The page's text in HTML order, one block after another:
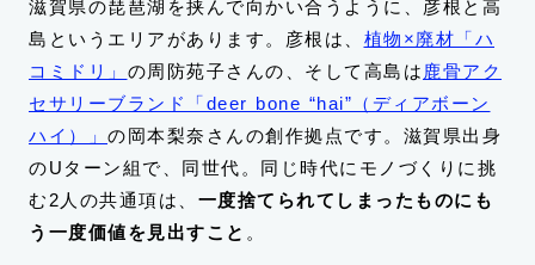
滋賀県の琵琶湖を挟んで向かい合うように、彦根と高
島というエリアがあります。彦根は、 植物×廃材「ハ
コミドリ」 の周防苑子さんの、そして高島は 鹿骨アク
セサリーブランド「deer bone “hai”（ディアボーン
ハイ）」 の岡本梨奈さんの創作拠点です。滋賀県出身
のUターン組で、同世代。同じ時代にモノづくりに挑
む2人の共通項は、 一度捨てられてしまったものにも
う一度価値を見出すこと 。